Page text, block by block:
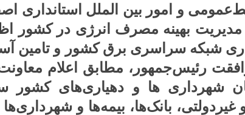
و امور بین‌ الملل استانداری
مدیریت بهینه مصرف انرژی در کشور
شبکه سراسری برق کشور و تامین
رئیس‌جمهور، مطابق اعلام
شهرداری‌ ها و دهیاری‌های کشور